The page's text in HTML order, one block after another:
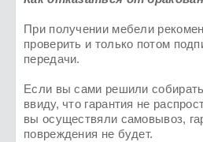
При получении мебели
проверить и только потом
передачи.
Если вы сами решили
ввиду, что гарантия не
вы осуществяли самовывоз,
повреждения не будет.